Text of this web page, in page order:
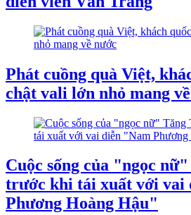
Phát cuồng quà Việt,
chật vali lớn nhỏ mang
Cuộc sống của "ngọc
trước khi tái xuất với vai
Phương Hoàng Hậu"